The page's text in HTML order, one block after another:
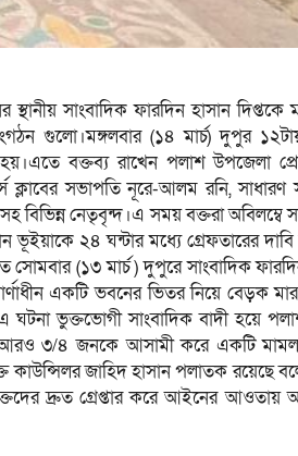
সাংবাদিক ফারদিন হাসান দিপ্তকে
গুলো।মঙ্গলবার (১৪ মার্চ) দুপুর
বক্তব্য রাখেন পলাশ উপজেলা
ক্লাবের সভাপতি নূরে-আলম রনি, সাধারণ
নেতৃবৃন্দ।এ সময় বক্তরা অবিলম্বে
ভূইয়াকে ২৪ ঘন্টার মধ্যে গ্রেফতারের
(১৩ মার্চ ) দুপুরে সাংবাদিক
একটি ভবনের ভিতর নিয়ে বেড়ক
ভুক্তভোগী সাংবাদিক বাদী হয়ে
৩/৪ জনকে আসামী করে একটি
জাহিদ হাসান পলাতক রয়েছে
দ্রুত গ্রেপ্তার করে আইনের আওতায়